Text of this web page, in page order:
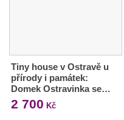
Tiny house v Ostravě u
přírody i památek:
Domek Ostravinka se…
2 700 Kč